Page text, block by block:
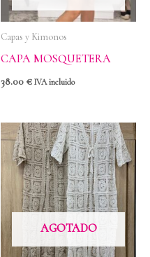
Capas y Kimonos
CAPA MOSQUETERA
38.00 € IVA incluido
AGOTADO